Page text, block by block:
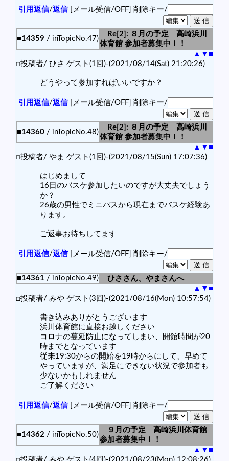
引用返信/返信[メール受信/OFF] 削除キー/
■14359 / inTopicNo.47)
Re[2]: ８月の予定 高崎浜川
体育館 参加者募集中！！
▲ ▼ ■
□投稿者/ ひさ ゲスト(1回)-(2021/08/14(Sat) 21:20:26)
どうやって参加すればいいですか？
引用返信/返信[メール受信/OFF] 削除キー/
■14360 / inTopicNo.48)
Re[2]: ８月の予定 高崎浜川
体育館 参加者募集中！！
▲ ▼ ■
□投稿者/ やま ゲスト(1回)-(2021/08/15(Sun) 17:07:36)
はじめまして
16日のバスケ参加したいのですが大丈夫でしょう
か？
26歳の男性でミニバスから現在までバスケ経験あ
ります。
ご返事お待ちしてます
引用返信/返信[メール受信/OFF] 削除キー/
■14361 / inTopicNo.49)
ひささん、やまさんへ
▲ ▼ ■
□投稿者/ みや ゲスト(3回)-(2021/08/16(Mon) 10:57:54)
書き込みありがとうございます
浜川体育館に直接お越しください
コロナの蔓延防止になってしまい、開館時間が20
時までとなっています
従来19:30からの開始を19時からにして、早めて
やっていますが、満足にできない状況で参加者も
少ないかもしれません
ご了解ください
引用返信/返信[メール受信/OFF] 削除キー/
■14362 / inTopicNo.50)
９月の予定 高崎浜川体育館
参加者募集中！！
▲ ▼ ■